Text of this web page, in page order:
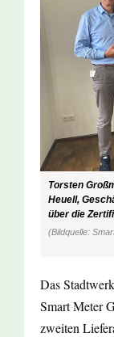
Torsten
Heuell,
über die
(Bildquelle:
Das
Smart Meter
zweiten